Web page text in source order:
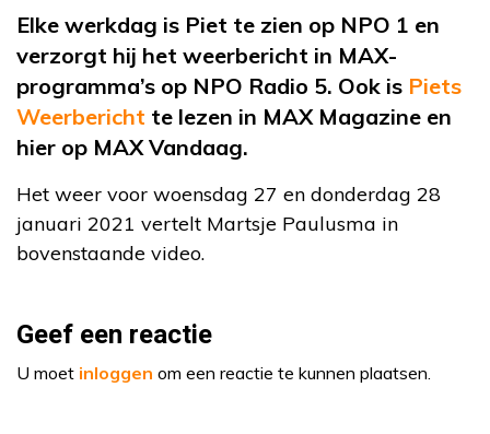
Elke werkdag is Piet te zien op NPO 1 en
verzorgt hij het weerbericht in MAX-
programma’s op NPO Radio 5. Ook is Piets
Weerbericht te lezen in MAX Magazine en
hier op MAX Vandaag.
Het weer voor woensdag 27 en donderdag 28
januari 2021 vertelt Martsje Paulusma in
bovenstaande video.
Geef een reactie
U moet inloggen om een reactie te kunnen plaatsen.